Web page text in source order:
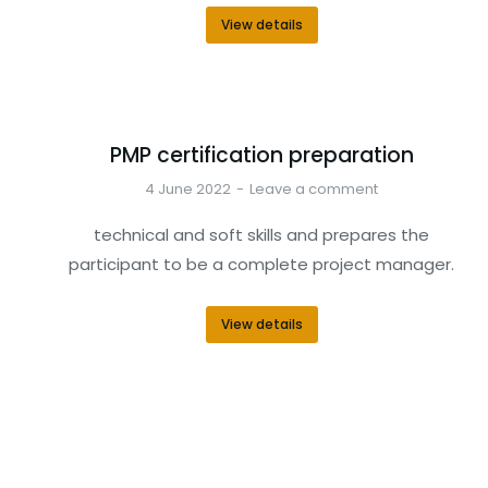
View details
PMP certification preparation
4 June 2022 Leave a comment
technical and soft skills and prepares the
participant to be a complete project manager.
View details